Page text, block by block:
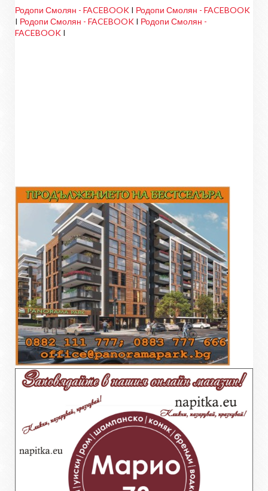
Родопи Смолян - FACEBOOK I Родопи Смолян - FACEBOOK
I Родопи Смолян - FACEBOOK I Родопи Смолян -
FACEBOOK I